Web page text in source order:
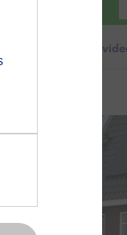
Zoeken in foto &